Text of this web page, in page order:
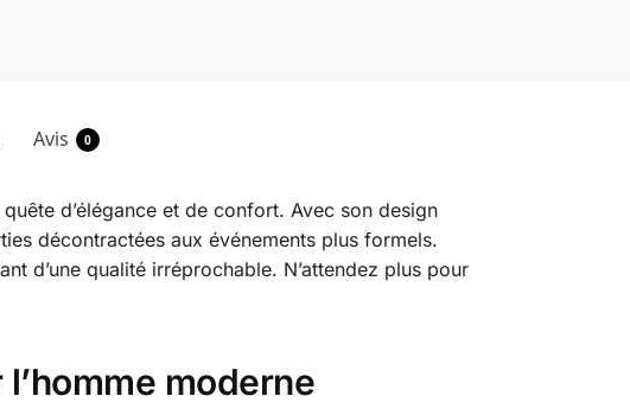
Avis 0
d’élégance et de confort. Avec son design
décontractées aux événements plus formels.
d’une qualité irréprochable. N’attendez plus pour
moderne